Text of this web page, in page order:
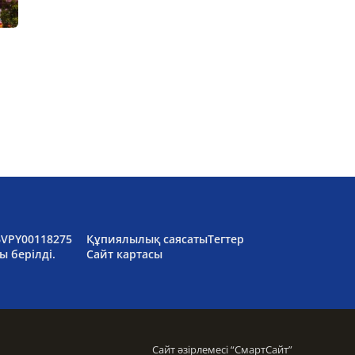
берілді.
Құпиялылық саясатыТегтер
Сайт картасы
Сайт әзірлемесі “СмартСайт”